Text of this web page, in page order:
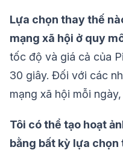
Lựa chọn thay thế
mạng xã hội ở quy
tốc độ và giá cả của
30 giây. Đối với các
mạng xã hội mỗi
Tôi có thể tạo hoạt
bằng bất kỳ lựa